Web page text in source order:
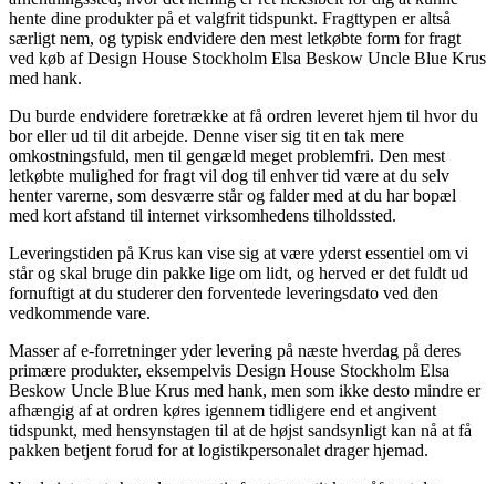
hente dine produkter på et valgfrit tidspunkt. Fragttypen er altså
særligt nem, og typisk endvidere den mest letkøbte form for fragt
ved køb af Design House Stockholm Elsa Beskow Uncle Blue Krus
med hank.
Du burde endvidere foretrække at få ordren leveret hjem til hvor du
bor eller ud til dit arbejde. Denne viser sig tit en tak mere
omkostningsfuld, men til gengæld meget problemfri. Den mest
letkøbte mulighed for fragt vil dog til enhver tid være at du selv
henter varerne, som desværre står og falder med at du har bopæl
med kort afstand til internet virksomhedens tilholdssted.
Leveringstiden på Krus kan vise sig at være yderst essentiel om vi
står og skal bruge din pakke lige om lidt, og herved er det fuldt ud
fornuftigt at du studerer den forventede leveringsdato ved den
vedkommende vare.
Masser af e-forretninger yder levering på næste hverdag på deres
primære produkter, eksempelvis Design House Stockholm Elsa
Beskow Uncle Blue Krus med hank, men som ikke desto mindre er
afhængig af at ordren køres igennem tidligere end et angivent
tidspunkt, med hensynstagen til at de højst sandsynligt kan nå at få
pakken betjent forud for at logistikpersonalet drager hjemad.